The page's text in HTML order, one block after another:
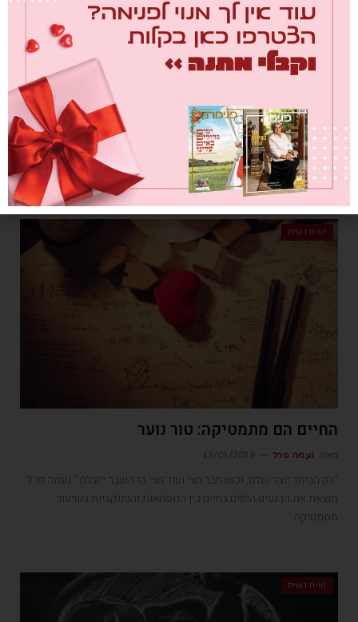
שבט מזמין אותנו להתקלף מעצמנו
"הגיע הזמן להשיל שכבות שאין בהן צורך חשבתי. זה עשוי לכאוב, אבל
ככה זה כשגדלים." ליאת יוסף במחשבות על פריחה, התחדשות ושכבות
שמכסות אותנו. טור אישי
זווית נשית
החיים הם מתמטיקה: טור נוער
נעמה פרל
"רק הביחד יוצר שלם, וכשנחבר חצי ועוד חצי קו השבר ייעלם." נעמה פרל
מוצאת את הרגעים היפים בחיים בין הנוסחאות והפונקציות בשיעור
מתמטיקה
זווית נשית